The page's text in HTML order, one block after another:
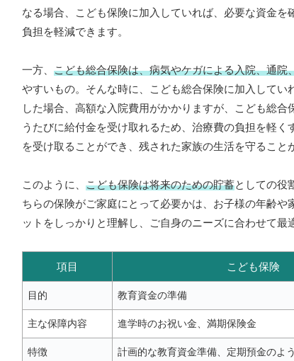
なる場合、こども保険に加入していれば、必要な資金を
負担を軽減できます。
一方、 こども総合保険は、病気やケガによる入院、通
やすいもの。そんな時に、こども総合保険に加入して
した場合、高額な入院費用がかかりますが、こども総合
うたびに給付金を受け取れるため、治療費の負担を軽
を受け取ることができ、残された家族の生活を守ること
このように、 こども保険は将来のための貯蓄としての役
ちらの保険がご家庭にとって必要かは、お子様の年齢
ットをしっかりと理解し、ご自身のニーズに合わせて最
項目 こども保険
目的 教育資金の準備
主な保障内容 進学時のお祝い金、満期保険金
特徴 計画的な教育資金準備、定期預金のよ